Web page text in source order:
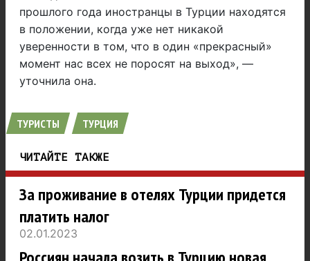
прошлого года иностранцы в Турции находятся
в положении, когда уже нет никакой
уверенности в том, что в один «прекрасный»
момент нас всех не поросят на выход», —
уточнила она.
ТУРИСТЫ ТУРЦИЯ
ЧИТАЙТЕ ТАКЖЕ
За проживание в отелях Турции придется
платить налог
02.01.2023